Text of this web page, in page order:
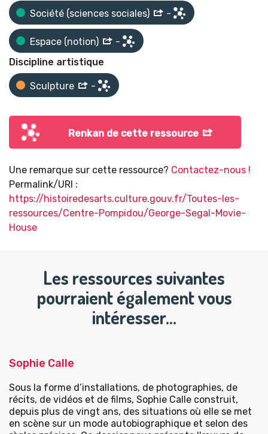
Société (sciences sociales) -
Espace (notion)
-
Discipline artistique
Sculpture -
Renkan de cette ressource
Une remarque sur cette ressource? Contactez-nous !
Permalink/URI :
https://histoiredesarts.culture.gouv.fr/Toutes-les-
ressources/Centre-Pompidou/George-Segal-Movie-
House
Les ressources suivantes
pourraient également vous
intéresser…
Sophie Calle
Sous la forme d’installations, de photographies, de
récits, de vidéos et de films, Sophie Calle construit,
depuis plus de vingt ans, des situations où elle se met
en scène sur un mode autobiographique et selon des